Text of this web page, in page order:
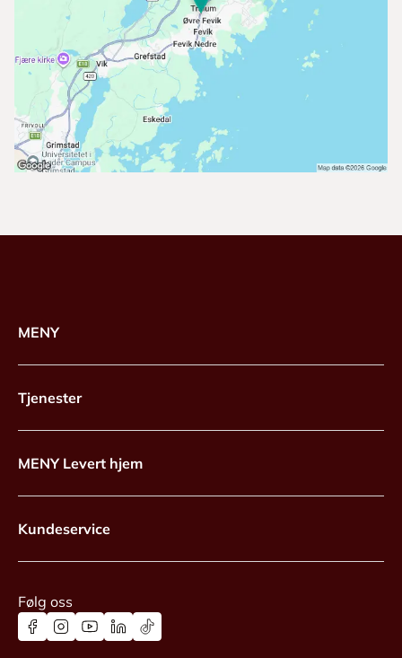
MENY
Tjenester
MENY Levert hjem
Kundeservice
Følg oss